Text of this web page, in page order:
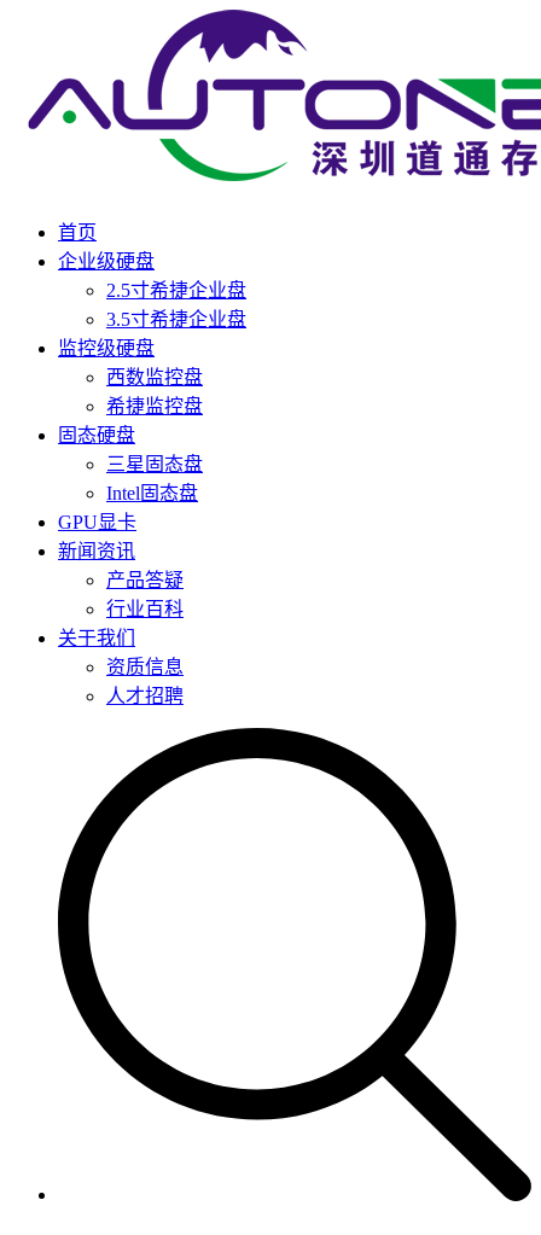
首页
企业级硬盘
2.5寸希捷企业盘
3.5寸希捷企业盘
监控级硬盘
西数监控盘
希捷监控盘
固态硬盘
三星固态盘
Intel固态盘
GPU显卡
新闻资讯
产品答疑
行业百科
关于我们
资质信息
人才招聘